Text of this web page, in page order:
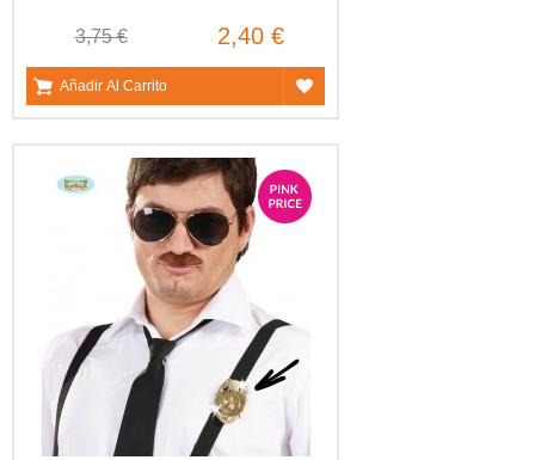
3,75 € 2,40 €
Añadir Al Carrito